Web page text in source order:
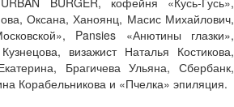
Оксана, Ханоянц, Масис Михайлович,
Pansies «Анютины глазки»,
визажист Наталья Костикова,
Брагичева Ульяна, Сбербанк,
Корабельникова и «Пчелка» эпиляция.